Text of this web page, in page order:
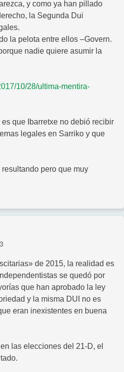
y como ya han pillado
la Segunda Dui
la pelota entre ellos –Govern.
nadie quiere asumir la
10/28/ultima-mentira-
que Ibarretxe no debió recibir
legales en Sarriko y que
pero que muy
de 2015, la realidad es
se quedó por
que han aprobado la ley
y la misma DUI no es
eran inexistentes en buena
las elecciones del 21-D, el